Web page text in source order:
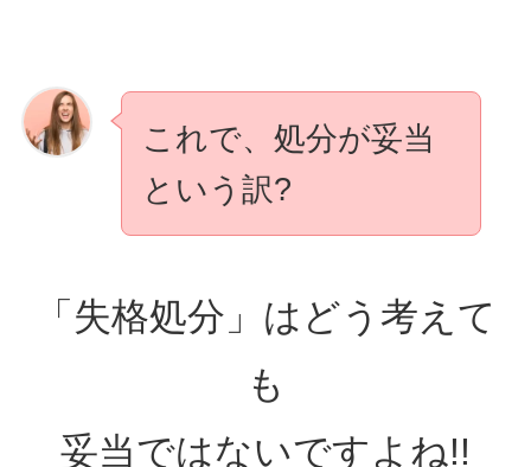
これで、処分が妥当
という訳?
「失格処分」はどう考えて
も
妥当ではないですよね!!